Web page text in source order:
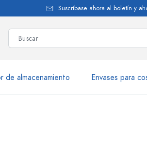
Suscríbase ahora al boletín y
de almacenamiento Envases para